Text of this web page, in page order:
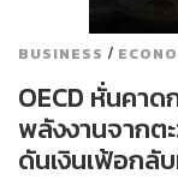
BUSINESS /
OECD หั่นคา
พลังงานจากต
ดันเงินเฟ้อกลั